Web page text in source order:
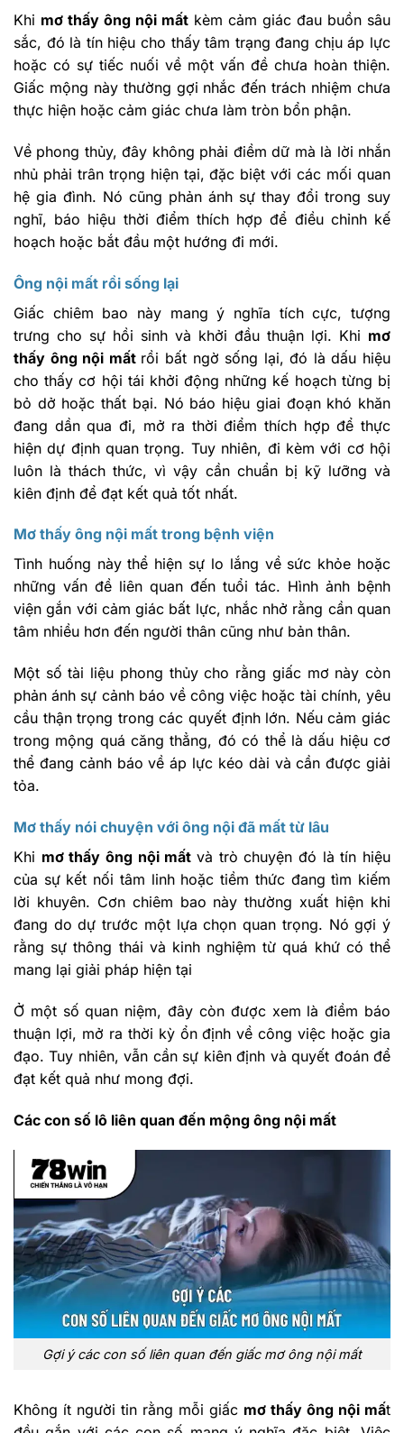
Khi mơ thấy ông nội mất kèm cảm giác đau buồn sâu
sắc, đó là tín hiệu cho thấy tâm trạng đang chịu áp lực
hoặc có sự tiếc nuối về một vấn đề chưa hoàn thiện.
Giấc mộng này thường gợi nhắc đến trách nhiệm chưa
thực hiện hoặc cảm giác chưa làm tròn bổn phận.
Về phong thủy, đây không phải điềm dữ mà là lời nhắn
nhủ phải trân trọng hiện tại, đặc biệt với các mối quan
hệ gia đình. Nó cũng phản ánh sự thay đổi trong suy
nghĩ, báo hiệu thời điểm thích hợp để điều chỉnh kế
hoạch hoặc bắt đầu một hướng đi mới.
Ông nội mất rồi sống lại
Giấc chiêm bao này mang ý nghĩa tích cực, tượng
trưng cho sự hồi sinh và khởi đầu thuận lợi. Khi mơ
thấy ông nội mất rồi bất ngờ sống lại, đó là dấu hiệu
cho thấy cơ hội tái khởi động những kế hoạch từng bị
bỏ dở hoặc thất bại. Nó báo hiệu giai đoạn khó khăn
đang dần qua đi, mở ra thời điểm thích hợp để thực
hiện dự định quan trọng. Tuy nhiên, đi kèm với cơ hội
luôn là thách thức, vì vậy cần chuẩn bị kỹ lưỡng và
kiên định để đạt kết quả tốt nhất.
Mơ thấy ông nội mất trong bệnh viện
Tình huống này thể hiện sự lo lắng về sức khỏe hoặc
những vấn đề liên quan đến tuổi tác. Hình ảnh bệnh
viện gắn với cảm giác bất lực, nhắc nhở rằng cần quan
tâm nhiều hơn đến người thân cũng như bản thân.
Một số tài liệu phong thủy cho rằng giấc mơ này còn
phản ánh sự cảnh báo về công việc hoặc tài chính, yêu
cầu thận trọng trong các quyết định lớn. Nếu cảm giác
trong mộng quá căng thẳng, đó có thể là dấu hiệu cơ
thể đang cảnh báo về áp lực kéo dài và cần được giải
tỏa.
Mơ thấy nói chuyện với ông nội đã mất từ lâu
Khi mơ thấy ông nội mấtvà trò chuyện đó là tín hiệu
của sự kết nối tâm linh hoặc tiềm thức đang tìm kiếm
lời khuyên. Cơn chiêm bao này thường xuất hiện khi
đang do dự trước một lựa chọn quan trọng. Nó gợi ý
rằng sự thông thái và kinh nghiệm từ quá khứ có thể
mang lại giải pháp hiện tại
Ở một số quan niệm, đây còn được xem là điềm báo
thuận lợi, mở ra thời kỳ ổn định về công việc hoặc gia
đạo. Tuy nhiên, vẫn cần sự kiên định và quyết đoán để
đạt kết quả như mong đợi.
Các con số lô liên quan đến mộng ông nội mất
Gợi ý các con số liên quan đến giấc mơ ông nội mất
Không ít người tin rằng mỗi giấc mơ thấy ông nội mất